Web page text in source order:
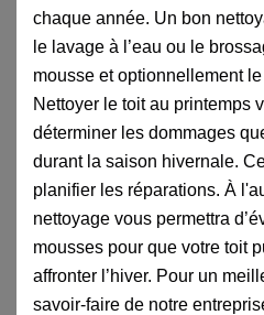
chaque année. Un bon
le lavage à l’eau ou le
mousse et optionnellement
Nettoyer le toit au printemps
déterminer les dommages
durant la saison hivernale.
planifier les réparations. À
nettoyage vous permettra
mousses pour que votre toit
affronter l’hiver. Pour un
savoir-faire de notre